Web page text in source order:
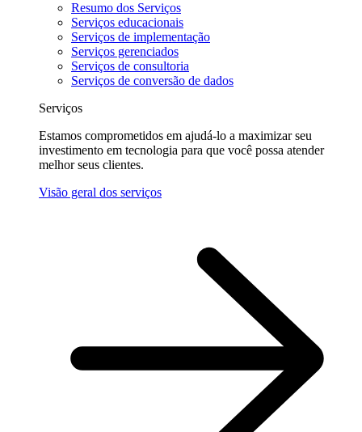
Resumo dos Serviços
Serviços educacionais
Serviços de implementação
Serviços gerenciados
Serviços de consultoria
Serviços de conversão de dados
Serviços
Estamos comprometidos em ajudá-lo a maximizar seu
investimento em tecnologia para que você possa atender
melhor seus clientes.
Visão geral dos serviços